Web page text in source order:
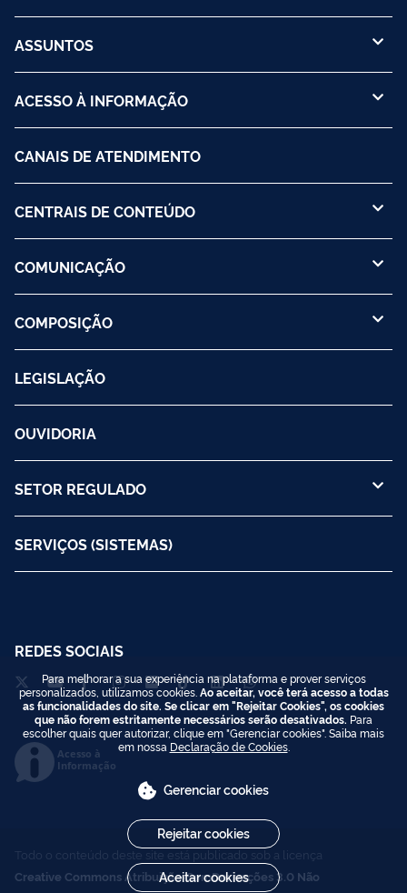
ASSUNTOS
ACESSO À INFORMAÇÃO
CANAIS DE ATENDIMENTO
CENTRAIS DE CONTEÚDO
COMUNICAÇÃO
COMPOSIÇÃO
LEGISLAÇÃO
OUVIDORIA
SETOR REGULADO
SERVIÇOS (SISTEMAS)
REDES SOCIAIS
Acesso à
Informação
Todo o conteúdo deste site está publicado sob a licença
Creative Commons Atribuição-SemDerivações 3.0 Não
Para melhorar a sua experiência na plataforma e prover serviços
personalizados, utilizamos cookies. Ao aceitar, você terá acesso a todas
as funcionalidades do site. Se clicar em "Rejeitar Cookies", os cookies
que não forem estritamente necessários serão desativados. Para
escolher quais quer autorizar, clique em "Gerenciar cookies". Saiba mais
em nossa Declaração de Cookies.
Gerenciar cookies
Rejeitar cookies
Aceitar cookies